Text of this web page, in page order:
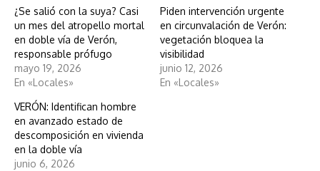
¿Se salió con la suya? Casi
un mes del atropello mortal
en doble vía de Verón,
responsable prófugo
mayo 19, 2026
En «Locales»
Piden intervención urgente
en circunvalación de Verón:
vegetación bloquea la
visibilidad
junio 12, 2026
En «Locales»
VERÓN: Identifican hombre
en avanzado estado de
descomposición en vivienda
en la doble vía
junio 6, 2026